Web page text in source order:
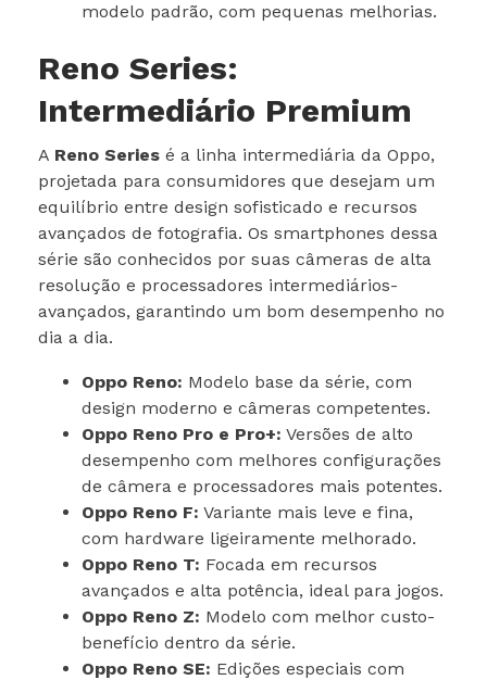
modelo padrão, com pequenas melhorias.
Reno Series:
Intermediário Premium
A Reno Series é a linha intermediária da Oppo,
projetada para consumidores que desejam um
equilíbrio entre design sofisticado e recursos
avançados de fotografia. Os smartphones dessa
série são conhecidos por suas câmeras de alta
resolução e processadores intermediários-
avançados, garantindo um bom desempenho no
dia a dia.
Oppo Reno: Modelo base da série, com
design moderno e câmeras competentes.
Oppo Reno Pro e Pro+: Versões de alto
desempenho com melhores configurações
de câmera e processadores mais potentes.
Oppo Reno F: Variante mais leve e fina,
com hardware ligeiramente melhorado.
Oppo Reno T: Focada em recursos
avançados e alta potência, ideal para jogos.
Oppo Reno Z: Modelo com melhor custo-
benefício dentro da série.
Oppo Reno SE: Edições especiais com